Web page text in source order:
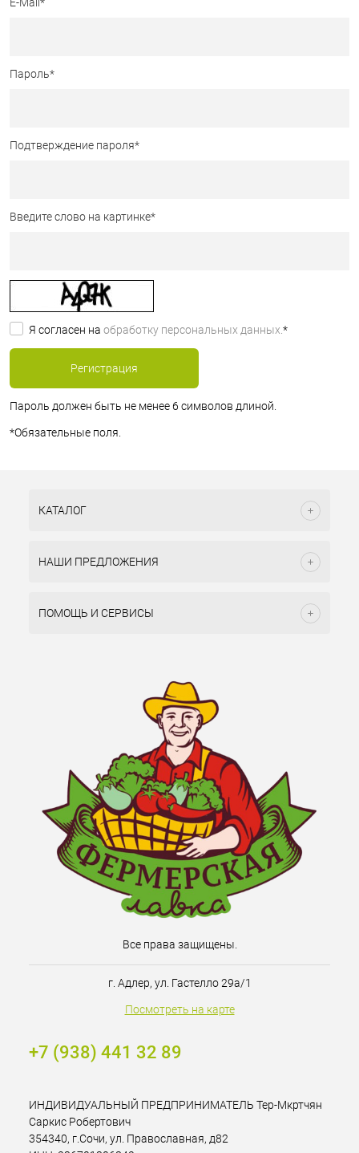
Пароль*
Подтверждение пароля*
Введите слово на картинке*
Я согласен на обработку персональных данных. *
Пароль должен быть не менее 6 символов длиной.
*Обязательные поля.
КАТАЛОГ
НАШИ ПРЕДЛОЖЕНИЯ
ПОМОЩЬ И СЕРВИСЫ
Все права защищены.
г. Адлер, ул. Гастелло 29а/1
Посмотреть на карте
+7 (938) 441 32 89
ИНДИВИДУАЛЬНЫЙ ПРЕДПРИНИМАТЕЛЬ Тер-Мкртчян
Саркис Робертович
354340, г.Сочи, ул. Православная, д82